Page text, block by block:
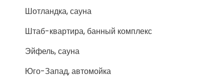
Шотландка, сауна
Штаб-квартира, банный комплекс
Эйфель, сауна
Юго-Запад, автомойка